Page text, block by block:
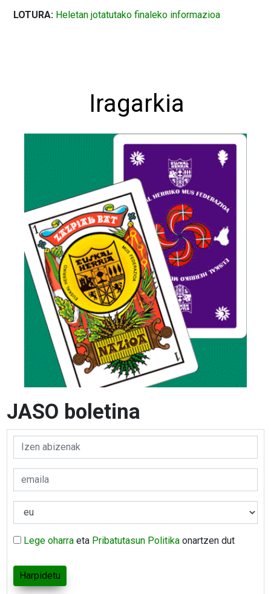
LOTURA: Heletan jotatutako finaleko informazioa
Iragarkia
JASO boletina
Lege oharra eta Pribatutasun Politika onartzen dut